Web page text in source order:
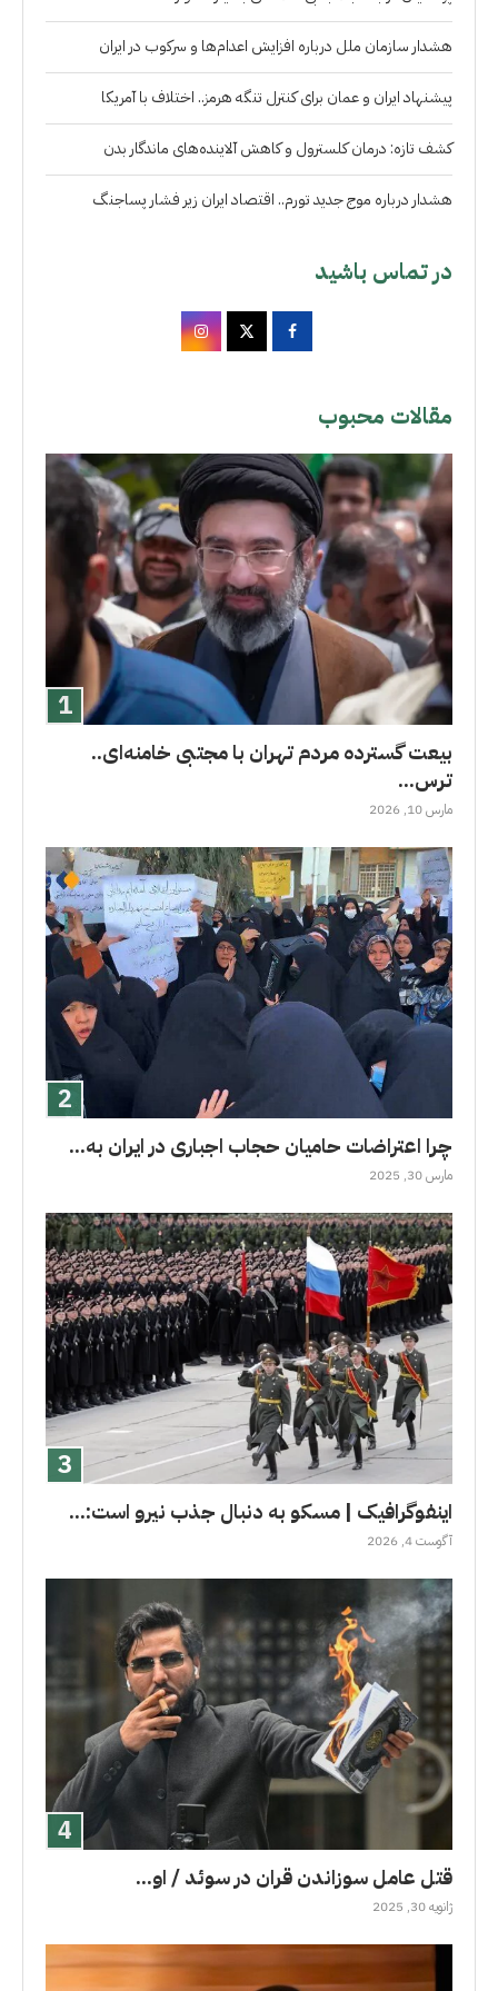
هشدار سازمان ملل درباره افزایش اعدام‌ها و سرکوب در ایران
پیشنهاد ایران و عمان برای کنترل تنگه هرمز.. اختلاف با آمریکا
کشف تازه: درمان کلسترول و کاهش آلاینده‌های ماندگار بدن
هشدار درباره موج جدید تورم.. اقتصاد ایران زیر فشار پساجنگ
در تماس باشید
مقالات محبوب
بیعت گسترده مردم تهران با مجتبی خامنه‌ای..
ترس...
مارس 10, 2026
چرا اعتراضات حامیان حجاب اجباری در ایران به...
مارس 30, 2025
اینفوگرافیک | مسکو به دنبال جذب نیرو است:...
آگوست 4, 2026
قتل عامل سوزاندن قران در سوئد / او...
ژانویه 30, 2025